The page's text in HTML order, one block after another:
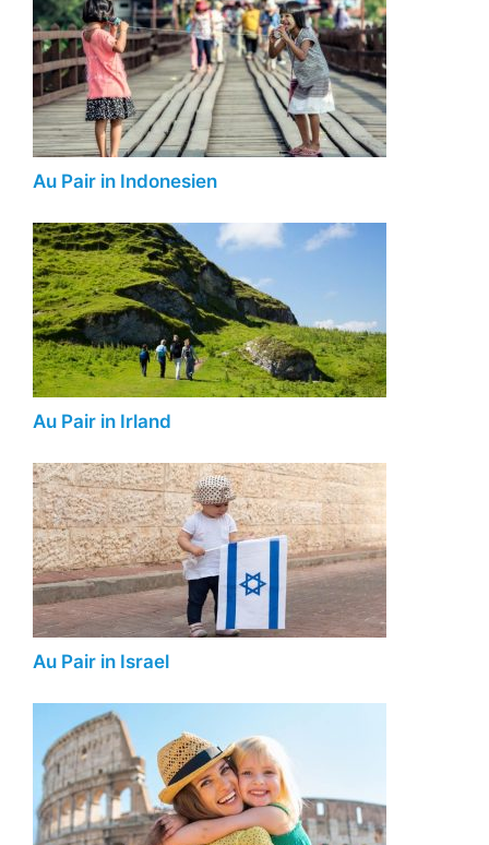
Au Pair in Indonesien
Au Pair in Irland
Au Pair in Israel